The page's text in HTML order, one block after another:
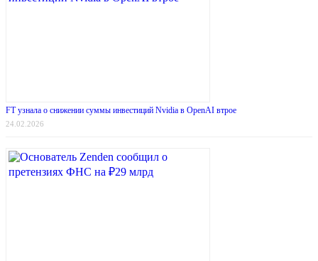
FT узнала о снижении суммы инвестиций Nvidia в OpenAI втрое
24.02.2026